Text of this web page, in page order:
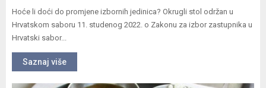
Hoće li doći do promjene izbornih jedinica? Okrugli stol održan u
Hrvatskom saboru 11. studenog 2022. o Zakonu za izbor zastupnika u
Hrvatski sabor...
Saznaj više